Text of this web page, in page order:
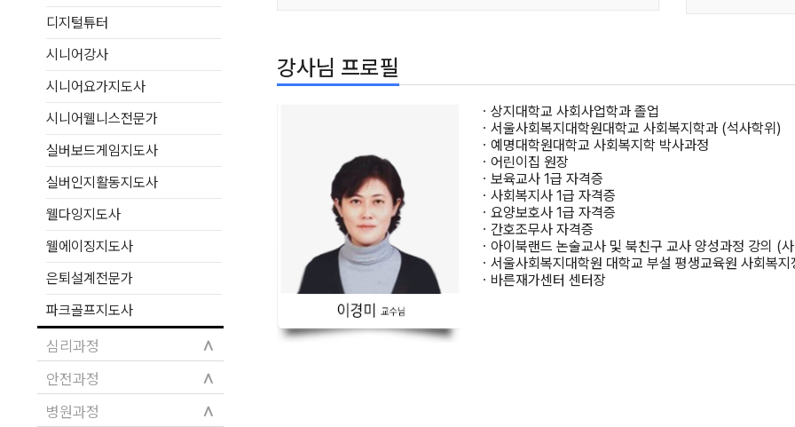
디지털튜터
시니어강사
시니어요가지도사
시니어웰니스전문가
실버보드게임지도사
실버인지활동지도사
웰다잉지도사
웰에이징지도사
은퇴설계전문가
파크골프지도사
심리과정 ∧
안전과정 ∧
병원과정 ∧
강사님 프로필
ㆍ상지대학교 사회사업학과 졸업
ㆍ서울사회복지대학원대학교 사회복지학과 (석사학위)
ㆍ예명대학원대학교 사회복지학 박사과정
ㆍ어린이집 원장
ㆍ보육교사 1급 자격증
ㆍ사회복지사 1급 자격증
ㆍ요양보호사 1급 자격증
ㆍ간호조무사 자격증
ㆍ아이북랜드 논술교사 및 북친구 교사 양성과정 강의 (
ㆍ서울사회복지대학원 대학교 부설 평생교육원 사회복
ㆍ바른재가센터 센터장